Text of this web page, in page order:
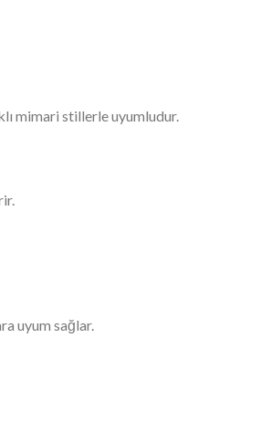
mimari stillerle uyumludur.
uyum sağlar.